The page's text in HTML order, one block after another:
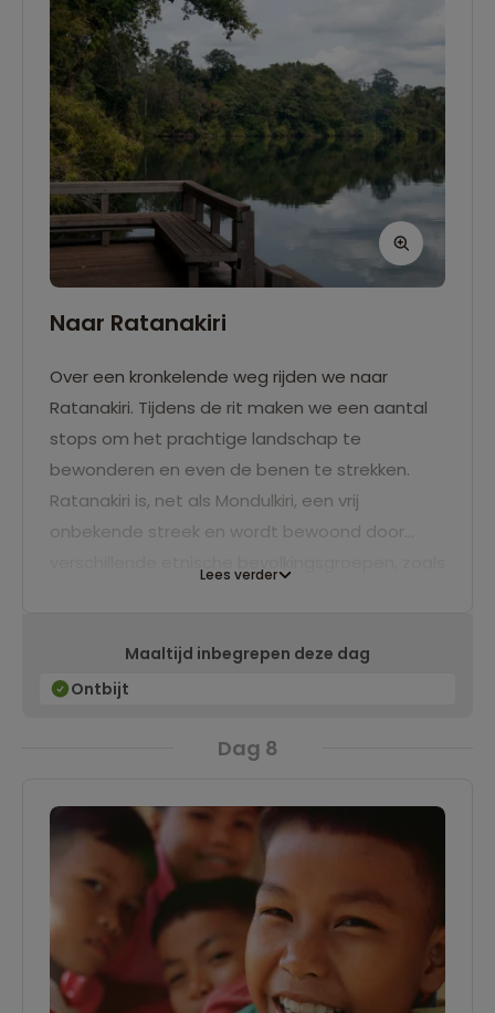
Naar Ratanakiri
Over een kronkelende weg rijden we naar
Ratanakiri. Tijdens de rit maken we een aantal
stops om het prachtige landschap te
bewonderen en even de benen te strekken.
Ratanakiri is, net als Mondulkiri, een vrij
onbekende streek en wordt bewoond door
en kunnen we zwemmen in het vulkanische
meer van Yeak Loam, een prachtige krater
mogelijk om een wandeling rond het meer te
hoofdstad van de provincie Ratanakiri.
Lees verder
Maaltijd inbegrepen deze dag
Ontbijt
Dag 8